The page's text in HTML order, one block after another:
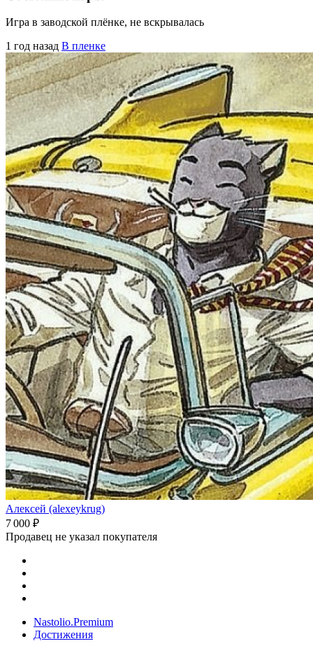
Игра в заводской плёнке, не вскрывалась
1 год назад В пленке
Алексей (alexeykrug)
7 000 ₽
Продавец не указал покупателя
Nastolio.Premium
Достижения